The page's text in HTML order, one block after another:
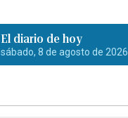
El diario de hoy
sábado, 8 de agosto de 2026